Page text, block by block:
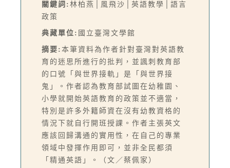
關鍵詞: 林柏燕│風飛沙│英語教學│語言
政策
典藏單位: 國立臺灣文學館
摘要: 本筆資料為作者針對臺灣對英語教
育的迷思所進行的批判，並諷刺教育部
的口號「與世界接軌」是「與世界接
鬼」。作者認為教育部試圖在幼稚園、
小學就開始英語教育的政策並不適當，
特別是許多外籍師資在沒有幼教資格的
情況下就自行開班授課。作者主張英文
應該回歸溝通的實用性，在自己的專業
領域中發揮作用即可，並非全民都須
「精通英語」。（文／蔡佩家）